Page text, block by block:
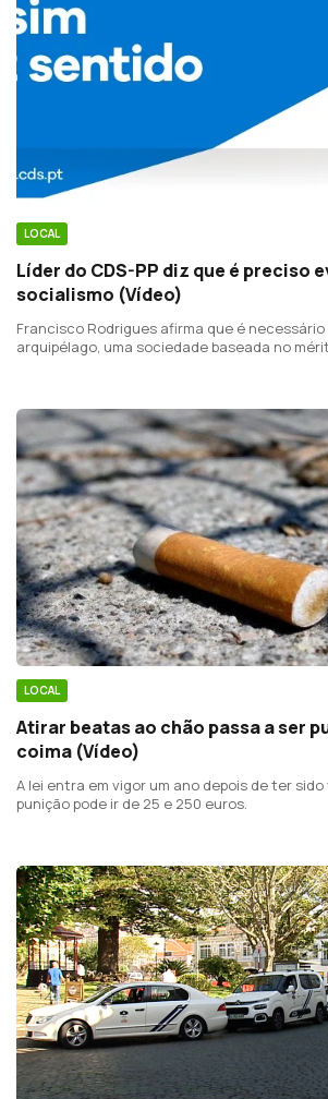
LOCAL
Líder do CDS-PP diz que é preciso
socialismo (Vídeo)
Francisco Rodrigues afirma que é necessário
arquipélago, uma sociedade baseada no
LOCAL
Atirar beatas ao chão passa a ser
coima (Vídeo)
A lei entra em vigor um ano depois de ter
punição pode ir de 25 e 250 euros.